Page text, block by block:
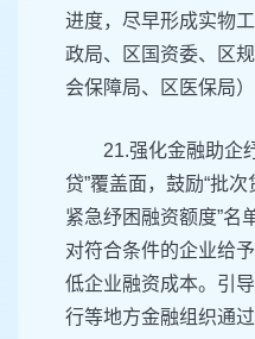
进度，尽早形成实物
政局、区国资委、区
会保障局、区医保局）
21.强化金融助企
贷”覆盖面，鼓励“批
紧急纾困融资额度”名
对符合条件的企业给
低企业融资成本。引
行等地方金融组织通